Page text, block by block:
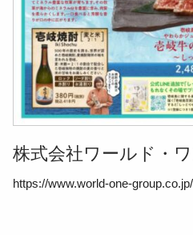
株式会社ワールド・
https://www.world-one-